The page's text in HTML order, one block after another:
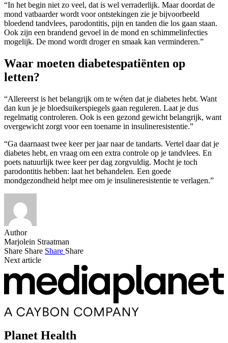
“In het begin niet zo veel, dat is wel verraderlijk. Maar doordat de
mond vatbaarder wordt voor ontstekingen zie je bijvoorbeeld
bloedend tandvlees, parodontitis, pijn en tanden die los gaan staan.
Ook zijn een brandend gevoel in de mond en schimmelinfecties
mogelijk. De mond wordt droger en smaak kan verminderen.”
Waar moeten diabetespatiënten op
letten?
“Allereerst is het belangrijk om te wéten dat je diabetes hebt. Want
dan kun je je bloedsuikerspiegels gaan reguleren. Laat je dus
regelmatig controleren. Ook is een gezond gewicht belangrijk, want
overgewicht zorgt voor een toename in insulineresistentie.”
“Ga daarnaast twee keer per jaar naar de tandarts. Vertel daar dat je
diabetes hebt, en vraag om een extra controle op je tandvlees. En
poets natuurlijk twee keer per dag zorgvuldig. Mocht je toch
parodontitis hebben: laat het behandelen. Een goede
mondgezondheid helpt mee om je insulineresistentie te verlagen.”
Author
Marjolein Straatman
Share Share Share Share
Next article
Planet Health